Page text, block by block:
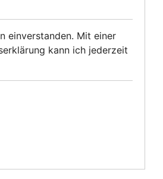
einverstanden. Mit einer
kann ich jederzeit